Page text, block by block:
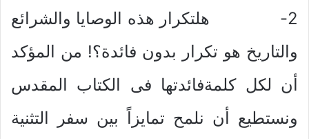
2- هلتكرار هذه الوصايا والشرائع
والتاريخ هو تكرار بدون فائدة؟! من المؤكد
أن لكل كلمةفائدتها فى الكتاب المقدس
ونستطيع أن نلمح تمايزاً بين سفر التثنية